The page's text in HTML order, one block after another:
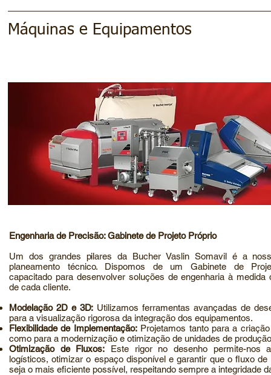
Máquinas e Equipamentos
Engenharia de Precisão: Gabinete de Projeto Próprio
Um dos grandes pilares da Bucher Vaslin Somavil é a
planeamento técnico. Dispomos de um Gabinete de
capacitado para desenvolver soluções de engenharia à medida
de cada cliente.
Modelação 2D e 3D: Utilizamos ferramentas avançadas de
para a visualização rigorosa da integração dos equipamentos.
Flexibilidade de Implementação:Projetamos tanto para a criação
como para a modernização e otimização de unidades de
Otimização de Fluxos: Este rigor no desenho permite-nos
logísticos, otimizar o espaço disponível e garantir que o fluxo de
seja o mais eficiente possível, respeitando sempre a integridade